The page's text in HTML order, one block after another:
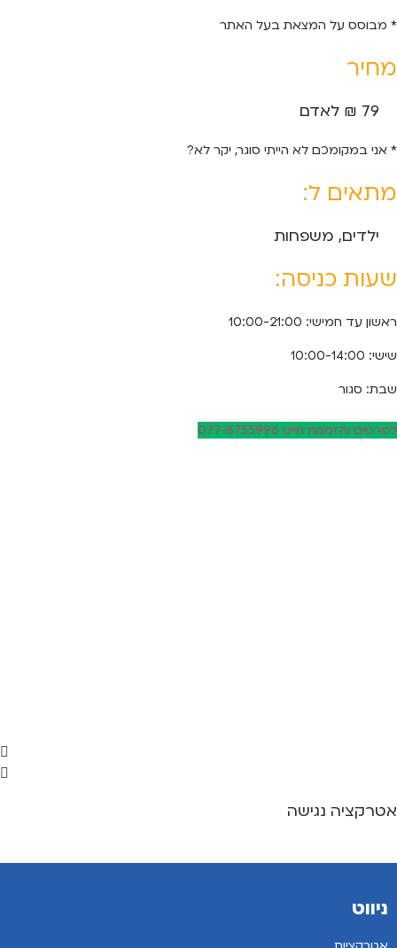
* מבוסס על המצאת בעל האתר
מחיר
79 ₪ לאדם
* אני במקומכם לא הייתי סוגר, יקר לא?
מתאים ל:
ילדים, משפחות
שעות כניסה:
ראשון עד חמישי: 10:00-21:00
שישי: 10:00-14:00
שבת: סגור
לפרטים והזמנות חייגו 077-8755996
אטרקציה נגישה
ניווט